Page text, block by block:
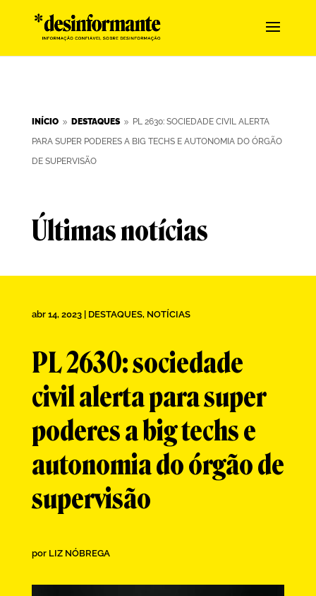
INÍCIO 9 DESTAQUES 9
PL 2630: SOCIEDADE CIVIL ALERTA
PARA SUPER PODERES A BIG TECHS E AUTONOMIA DO ÓRGÃO
DE SUPERVISÃO
Últimas notícias
abr 14, 2023| DESTAQUES, NOTÍCIAS
PL 2630: sociedade
civil alerta para super
poderes a big techs e
autonomia do órgão de
supervisão
por LIZ NÓBREGA